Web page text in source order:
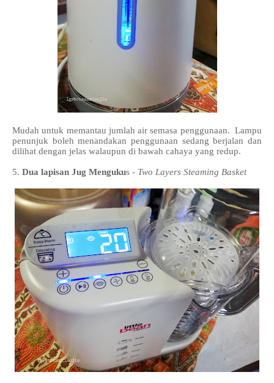
Mudah untuk memantau jumlah air semasa penggunaan. Lampu
penunjuk boleh menandakan penggunaan sedang berjalan dan
dilihat dengan jelas walaupun di bawah cahaya yang redup.
5. Dua lapisan Jug Mengukus - Two Layers Steaming Basket